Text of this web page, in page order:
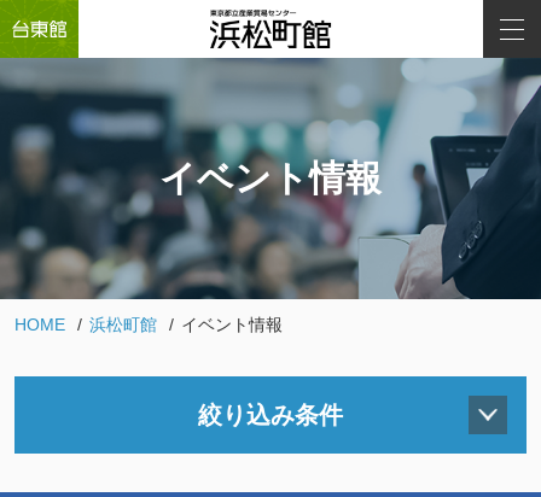
イベント情報
HOME 浜松町館 イベント情報
絞り込み条件